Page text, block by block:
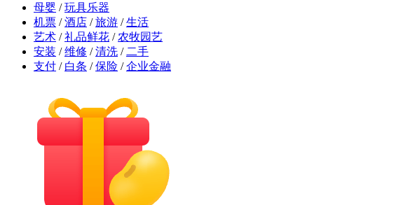
母婴 / 玩具乐器
机票 / 酒店 / 旅游 / 生活
艺术 / 礼品鲜花 / 农牧园艺
安装 / 维修 / 清洗 / 二手
支付 / 白条 / 保险 / 企业金融